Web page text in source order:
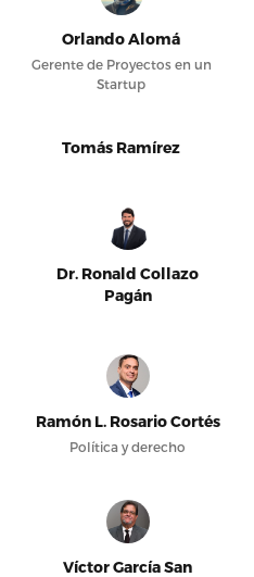
Orlando Alomá
Gerente de Proyectos en un
Startup
Tomás Ramírez
Dr. Ronald Collazo
Pagán
Ramón L. Rosario Cortés
Política y derecho
Víctor García San